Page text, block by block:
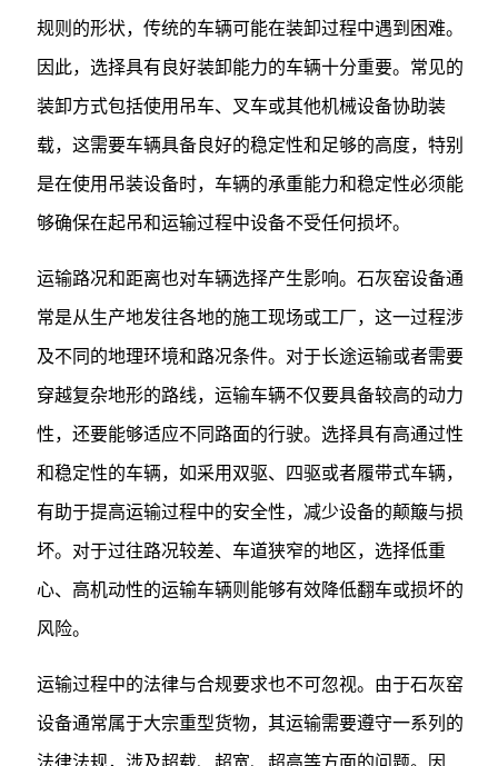
规则的形状，传统的车辆可能在装卸过程中遇到困难。
因此，选择具有良好装卸能力的车辆十分重要。常见的
装卸方式包括使用吊车、叉车或其他机械设备协助装
载，这需要车辆具备良好的稳定性和足够的高度，特别
是在使用吊装设备时，车辆的承重能力和稳定性必须能
够确保在起吊和运输过程中设备不受任何损坏。
运输路况和距离也对车辆选择产生影响。石灰窑设备通
常是从生产地发往各地的施工现场或工厂，这一过程涉
及不同的地理环境和路况条件。对于长途运输或者需要
穿越复杂地形的路线，运输车辆不仅要具备较高的动力
性，还要能够适应不同路面的行驶。选择具有高通过性
和稳定性的车辆，如采用双驱、四驱或者履带式车辆，
有助于提高运输过程中的安全性，减少设备的颠簸与损
坏。对于过往路况较差、车道狭窄的地区，选择低重
心、高机动性的运输车辆则能够有效降低翻车或损坏的
风险。
运输过程中的法律与合规要求也不可忽视。由于石灰窑
设备通常属于大宗重型货物，其运输需要遵守一系列的
法律法规，涉及超载、超宽、超高等方面的问题。因